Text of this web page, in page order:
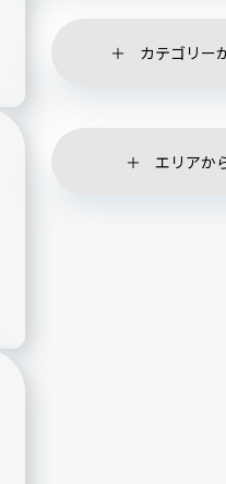
カテゴリー
エリアか